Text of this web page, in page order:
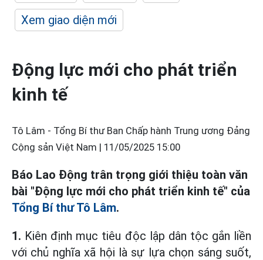
Xem giao diện mới
Động lực mới cho phát triển
kinh tế
Tô Lâm - Tổng Bí thư Ban Chấp hành Trung ương Đảng
Cộng sản Việt Nam | 11/05/2025 15:00
Báo Lao Động trân trọng giới thiệu toàn văn
bài "Động lực mới cho phát triển kinh tế" của
Tổng Bí thư Tô Lâm.
1. Kiên định mục tiêu độc lập dân tộc gắn liền
với chủ nghĩa xã hội là sự lựa chọn sáng suốt,